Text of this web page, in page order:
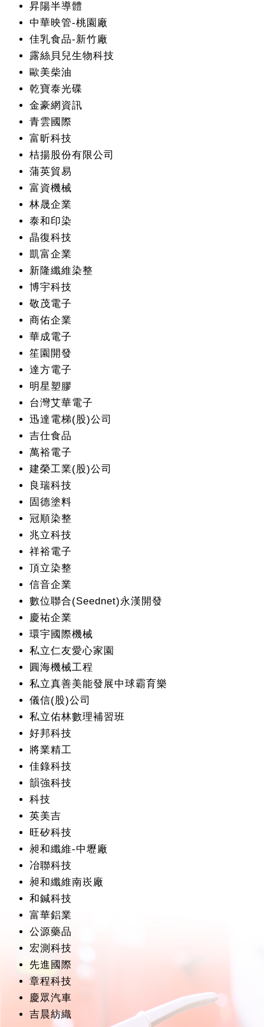
昇陽半導體
中華映管-桃園廠
佳乳食品-新竹廠
露絲貝兒生物科技
歐美柴油
乾寶泰光碟
金豪網資訊
青雲國際
富昕科技
桔揚股份有限公司
蒲英貿易
富資機械
林晟企業
泰和印染
晶復科技
凱富企業
新隆纖維染整
博宇科技
敬茂電子
商佑企業
華成電子
笙園開發
達方電子
明星塑膠
台灣艾華電子
迅達電梯(股)公司
吉仕食品
萬裕電子
建榮工業(股)公司
良瑞科技
固德塗料
冠順染整
兆立科技
祥裕電子
頂立染整
信音企業
數位聯合(Seednet)永漢開發
慶祐企業
環宇國際機械
私立仁友愛心家園
圓海機械工程
私立真善美能發展中球霸育樂
儀信(股)公司
私立佑林數理補習班
好邦科技
將業精工
佳錄科技
韻強科技
科技
英美吉
旺矽科技
昶和纖維-中壢廠
冶聯科技
昶和纖維南崁廠
和鍼科技
富華鋁業
公源藥品
宏測科技
先進國際
章程科技
慶眾汽車
吉晨紡織